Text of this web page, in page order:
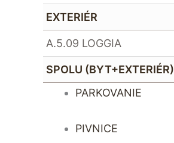
SPOLU (BYT+EXTERIÉR)
EXTERIÉR
A.5.09 LOGGIA
PARKOVANIE
PIVNICE